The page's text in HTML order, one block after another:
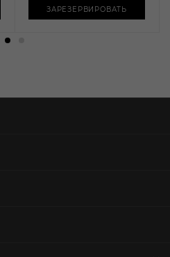
ЗАРЕЗЕРВИРОВАТЬ